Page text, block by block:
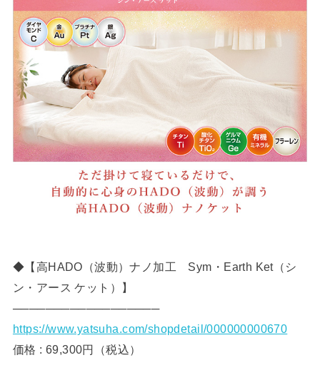
◆【高HADO（波動）ナノ加工 Sym・Earth Ket（シ
ン・アース ケット）】
──────────────────
https://www.yatsuha.com/shopdetail/000000000670
価格 : 69,300円（税込）